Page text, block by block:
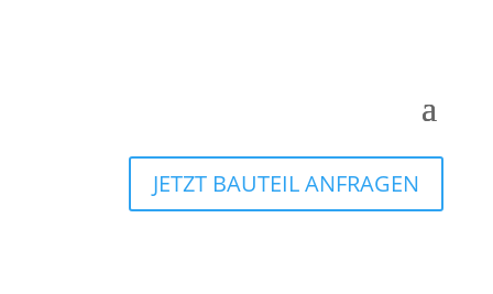
JETZT BAUTEIL ANFRAGEN